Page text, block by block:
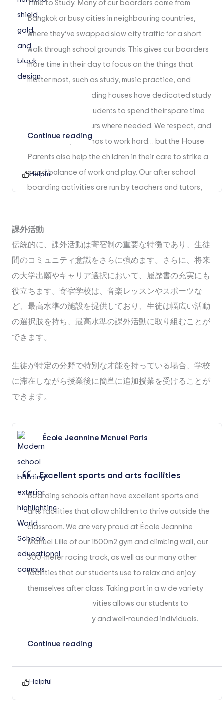
Time to Study. Many of our boarders come from
Bangkok or busy cities in neighbouring countries,
where they’ve swapped slow city traffic for a short
walk through school grounds. This gives our boarders
more time in their day to focus on the things that
matter most, such as study, music practice, and
exercise. Our boarding houses have dedicated study
rooms that allow students to spend their spare time
putting in extra hours where needed. We respect, and
indeed instil, an ethos to work hard… but the House
Parents also help the children in their care to strike a
good balance of work and play. Our after school
boarding activities are run by teachers and tutors,
Continue reading
Helpful
課外活動
伝統的に、課外活動は寄宿制の重要な特徴であり、生徒
間のコミュニティ意識をさらに強めます。さらに、将来
の大学出願やキャリア選択において、履歴書の充実にも
役立ちます。寄宿学校は、音楽レッスンやスポーツな
ど、最高水準の施設を提供しており、生徒は幅広い活動
の選択肢を持ち、最高水準の課外活動に取り組むことが
できます。
生徒が特定の分野で特別な才能を持っている場合、学校
に滞在しながら授業後に簡単に追加授業を受けることが
できます。
École Jeannine Manuel Paris
Excellent sports and arts facilities
Boarding schools often have excellent sports and
arts facilities that allow children to thrive outside the
classroom. We are very proud at École Jeannine
Manuel Lille of our 1500m2 gym and climbing wall, our
300-meter racing track, as well as our many other
facilities that our students use to relax and enjoy
themselves after class. Taking part in a wide variety
of afterschool activities allows our students to
develop into happy and well-rounded individuals.
Continue reading
Helpful